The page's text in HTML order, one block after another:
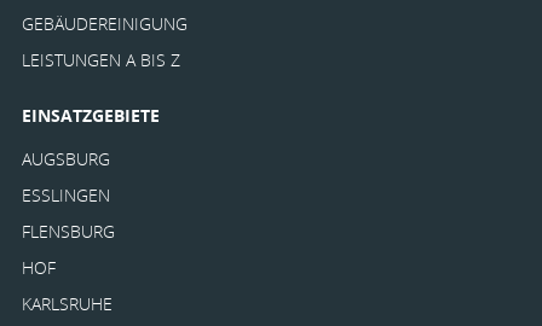
GEBÄUDEREINIGUNG
LEISTUNGEN A BIS Z
EINSATZGEBIETE
AUGSBURG
ESSLINGEN
FLENSBURG
HOF
KARLSRUHE